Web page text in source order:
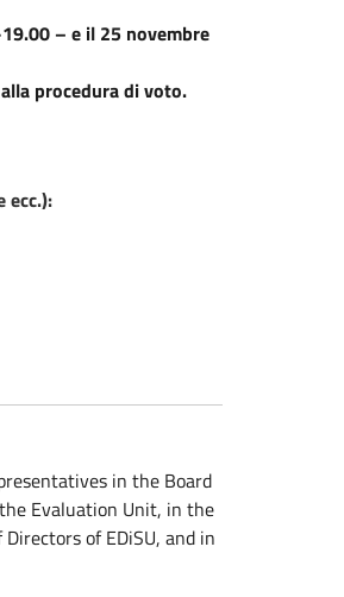
– e il 25 novembre
procedura di voto.
ecc.):
in the Board
Evaluation Unit, in the
of EDiSU, and in